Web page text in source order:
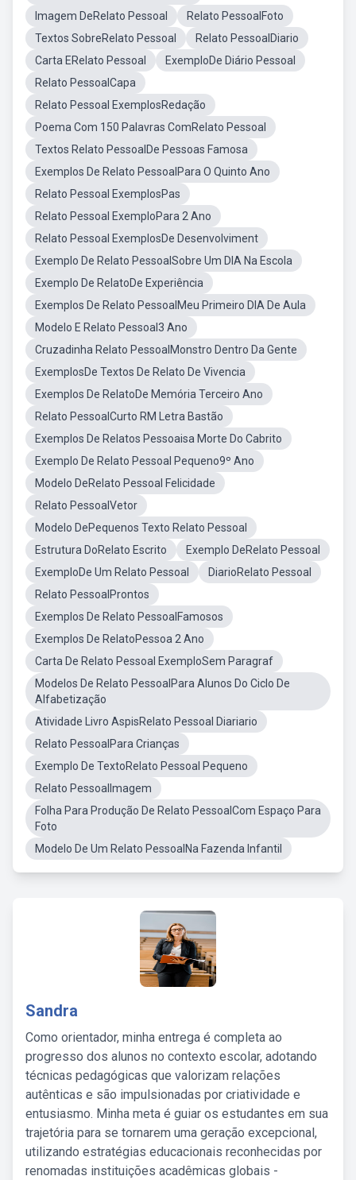
Imagem DeRelato Pessoal
Relato PessoalFoto
Textos SobreRelato Pessoal
Relato PessoalDiario
Carta ERelato Pessoal
ExemploDe Diário Pessoal
Relato PessoalCapa
Relato Pessoal ExemplosRedação
Poema Com 150 Palavras ComRelato Pessoal
Textos Relato PessoalDe Pessoas Famosa
Exemplos De Relato PessoalPara O Quinto Ano
Relato Pessoal ExemplosPas
Relato Pessoal ExemploPara 2 Ano
Relato Pessoal ExemplosDe Desenvolviment
Exemplo De Relato PessoalSobre Um DIA Na Escola
Exemplo De RelatoDe Experiência
Exemplos De Relato PessoalMeu Primeiro DIA De Aula
Modelo E Relato Pessoal3 Ano
Cruzadinha Relato PessoalMonstro Dentro Da Gente
ExemplosDe Textos De Relato De Vivencia
Exemplos De RelatoDe Memória Terceiro Ano
Relato PessoalCurto RM Letra Bastão
Exemplos De Relatos Pessoaisa Morte Do Cabrito
Exemplo De Relato Pessoal Pequeno9º Ano
Modelo DeRelato Pessoal Felicidade
Relato PessoalVetor
Modelo DePequenos Texto Relato Pessoal
Estrutura DoRelato Escrito
Exemplo DeRelato Pessoal
ExemploDe Um Relato Pessoal
DiarioRelato Pessoal
Relato PessoalProntos
Exemplos De Relato PessoalFamosos
Exemplos De RelatoPessoa 2 Ano
Carta De Relato Pessoal ExemploSem Paragraf
Modelos De Relato PessoalPara Alunos Do Ciclo De
Alfabetização
Atividade Livro AspisRelato Pessoal Diariario
Relato PessoalPara Crianças
Exemplo De TextoRelato Pessoal Pequeno
Relato PessoalImagem
Folha Para Produção De Relato PessoalCom Espaço Para
Foto
Modelo De Um Relato PessoalNa Fazenda Infantil
Sandra
Como orientador, minha entrega é completa ao
progresso dos alunos no contexto escolar, adotando
técnicas pedagógicas que valorizam relações
autênticas e são impulsionadas por criatividade e
entusiasmo. Minha meta é guiar os estudantes em sua
trajetória para se tornarem uma geração excepcional,
utilizando estratégias educacionais reconhecidas por
renomadas instituições acadêmicas globais -